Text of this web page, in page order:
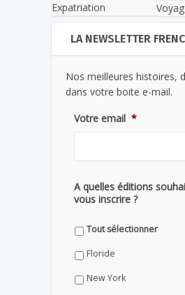
Expatriation
LA NEWSLETTER
Nos meilleures histoires,
dans votre boite e-mail.
Votre email *
A quelles éditions
vous inscrire ?
Tout sélectionner
Floride
New York